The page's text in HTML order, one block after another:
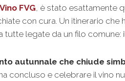
FVG, è stato esattamente
con cura. Un itinerario
legate da un filo
autunnale che chiude
concluso e celebrare il vino